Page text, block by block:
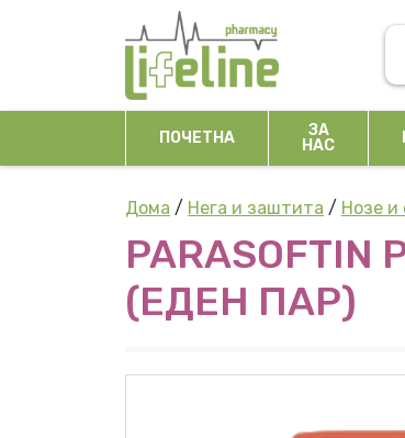
Main Navigation
ПОЧЕТНА
ЗА
НАС
Дома / Нега и заштита / Нозе и
(ЕДЕН ПАР)